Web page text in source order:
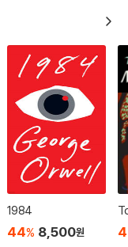
1984
44% 8,500원